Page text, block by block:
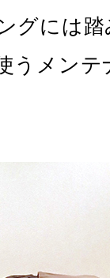
グには
うメン